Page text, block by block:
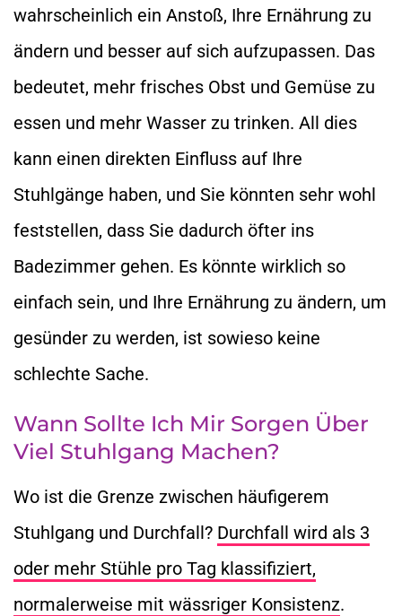
wahrscheinlich ein Anstoß, Ihre Ernährung zu
ändern und besser auf sich aufzupassen. Das
bedeutet, mehr frisches Obst und Gemüse zu
essen und mehr Wasser zu trinken. All dies
kann einen direkten Einfluss auf Ihre
Stuhlgänge haben, und Sie könnten sehr wohl
feststellen, dass Sie dadurch öfter ins
Badezimmer gehen. Es könnte wirklich so
einfach sein, und Ihre Ernährung zu ändern, um
gesünder zu werden, ist sowieso keine
schlechte Sache.
Wann Sollte Ich Mir Sorgen Über
Viel Stuhlgang Machen?
Wo ist die Grenze zwischen häufigerem
Stuhlgang und Durchfall? Durchfall wird als 3
oder mehr Stühle pro Tag klassifiziert,
normalerweise mit wässriger Konsistenz.